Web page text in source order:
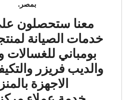
بمصر.
معنا ستحصلون
خدمات الصيانة
بومباني للغسالات
والديب فريزر
الاجهزة